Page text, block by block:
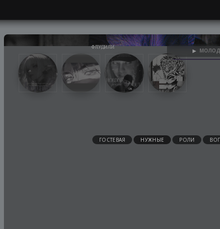
ГОСТЕВАЯ НУЖНЫЕ РОЛИ
▶